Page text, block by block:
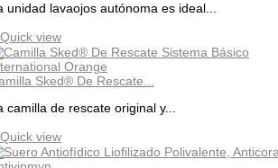
unidad lavaojos autónoma es ideal...
Quick view
Sked® De Rescate...
camilla de rescate original y...
Quick view